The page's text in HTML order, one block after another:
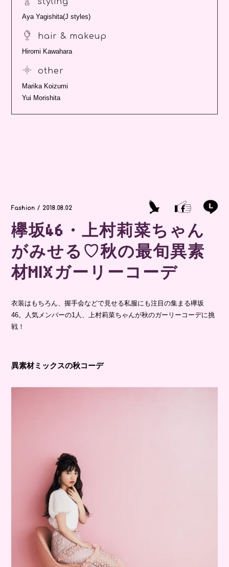
Aya Yagishita(J styles)
hair & makeup
Hiromi Kawahara
other
Marika Koizumi
Yui Morishita
Fashion / 2018.08.02
欅坂46・上村莉菜ちゃん
がみせる♡秋の最旬異素
材MIXガーリーコーデ
衣装はもちろん、握手会などで見せる私服にも注目の集まる欅坂
46。人気メンバーの1人、上村莉菜ちゃんが秋のガーリーコーデに挑
戦！
異素材ミックスの秋コーデ